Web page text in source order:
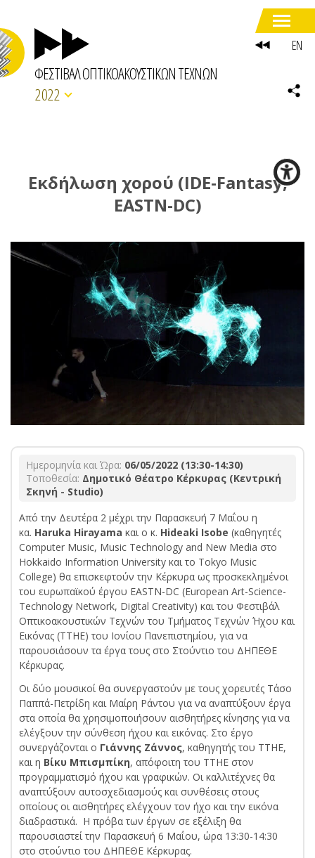
ΦΕΣΤΙΒΑΛ ΟΠΤΙΚΟΑΚΟΥΣΤΙΚΩΝ ΤΕΧΝΩΝ
2022
Eκδήλωση χορού (IDE-Fantasy,
EASTN-DC)
Ημερομηνία και Ώρα: 06/05/2022 (13:30-14:30)
Τοποθεσία: Δημοτικό Θέατρο Κέρκυρας (Κεντρική
Σκηνή - Studio)
Από την Δευτέρα 2 μέχρι την Παρασκευή 7 Μαΐου η
κα. Ηaruka Hirayama και ο κ. Hideaki Isobe (καθηγητές
Computer Music, Music Technology and New Media στο
Hokkaido Information University και το Tokyo Music
College) θα επισκεφτούν την Κέρκυρα ως προσκεκλημένοι
του ευρωπαϊκού έργου EASTN-DC (European Art-Science-
Technology Network, Digital Creativity) και του Φεστιβάλ
Οπτικοακουστικών Τεχνών του Τμήματος Τεχνών Ήχου και
Εικόνας (ΤΤΗΕ) του Ιονίου Πανεπιστημίου, για να
παρουσιάσουν τα έργα τους στο Στούντιο του ΔΗΠΕΘΕ
Κέρκυρας.
Οι δύο μουσικοί θα συνεργαστούν με τους χορευτές Τάσο
Παππά-Πετρίδη και Μαίρη Ράντου για να αναπτύξουν έργα
στα οποία θα χρησιμοποιήσουν αισθητήρες κίνησης για να
ελέγξουν την σύνθεση ήχου και εικόνας. Στο έργο
συνεργάζονται ο Γιάννης Ζάννος, καθηγητής του ΤΤΗΕ,
και η Βίκυ Μπισμπίκη, απόφοιτη του ΤΤΗΕ στον
προγραμματισμό ήχου και γραφικών. Οι καλλιτέχνες θα
αναπτύξουν αυτοσχεδιασμούς και συνθέσεις στους
οποίους οι αισθητήρες ελέγχουν τον ήχο και την εικόνα
διαδραστικά. Η πρόβα των έργων σε εξέλιξη θα
παρουσιαστεί την Παρασκευή 6 Μαΐου, ώρα 13:30-14:30
στο στούντιο του ΔΗΠΕΘΕ Κέρκυρας.
EN